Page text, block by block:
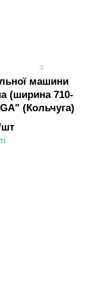
3
машини
(ширина 710-
(Кольчуга)
шт